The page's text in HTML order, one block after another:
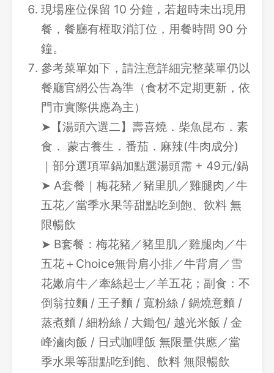
現場座位保留 10 分鐘，若超時未出現用
餐，餐廳有權取消訂位，用餐時間 90 分
鐘。
參考菜單如下，請注意詳細完整菜單仍以
餐廳官網公告為準（食材不定期更新，依
門市實際供應為主）
➤【湯頭六選二】壽喜燒．柴魚昆布．素
食． 蒙古養生．番茄．麻辣(牛肉成分)
｜部分選項單鍋加點選湯頭需 + 49元/鍋
➤ A套餐｜梅花豬／豬里肌／雞腿肉／牛
五花／當季水果等甜點吃到飽、飲料 無
限暢飲
➤ B套餐：梅花豬／豬里肌／雞腿肉／牛
五花＋Choice無骨肩小排／牛背肩／雪
花嫩肩牛／牽絲起士／羊五花；副食：不
倒翁拉麵 / 王子麵 / 寬粉絲 / 鍋燒意麵 /
蒸煮麵 / 細粉絲 / 大鋤包/ 越光米飯 / 金
峰滷肉飯 / 日式咖哩飯 無限量供應／當
季水果等甜點吃到飽、飲料 無限暢飲